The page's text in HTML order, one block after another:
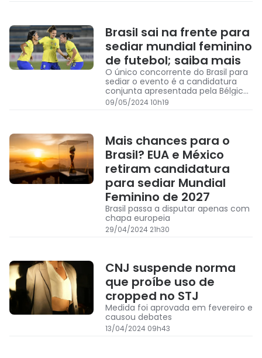
Brasil sai na frente para
sediar mundial feminino
de futebol; saiba mais
O único concorrente do Brasil para
sediar o evento é a candidatura
conjunta apresentada pela Bélgica,
Holanda e Alemanha.
09/05/2024 10h19
Mais chances para o
Brasil? EUA e México
retiram candidatura
para sediar Mundial
Feminino de 2027
Brasil passa a disputar apenas com
chapa europeia
29/04/2024 21h30
CNJ suspende norma
que proíbe uso de
cropped no STJ
Medida foi aprovada em fevereiro e
causou debates
13/04/2024 09h43